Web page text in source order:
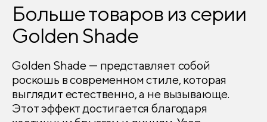
Больше товаров из серии
Golden Shade
Golden Shade — представляет собой
роскошь в современном стиле, которая
выглядит естественно, а не вызывающе.
Этот эффект достигается благодаря